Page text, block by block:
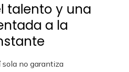
talento y una
a la
no garantiza